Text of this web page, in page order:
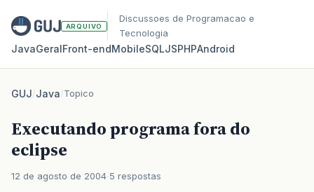
ARQUIVO
Discussoes de Programacao e
Tecnologia
JavaGeralFront‑endMobileSQLJSPHPAndroid
GUJ/Java/Topico
Executando programa fora do
eclipse
12 de agosto de 2004 5 respostas